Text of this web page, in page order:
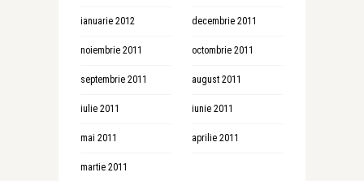
ianuarie 2012 decembrie 2011
noiembrie 2011 octombrie 2011
septembrie 2011 august 2011
iulie 2011 iunie 2011
mai 2011 aprilie 2011
martie 2011